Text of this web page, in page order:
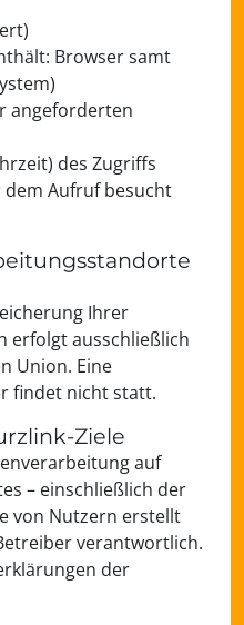
Browser samt
angeforderten
des Zugriffs
dem Aufruf besucht
Ihrer
erfolgt ausschließlich
Union. Eine
findet nicht statt.
Ziele
auf
– einschließlich der
von Nutzern erstellt
verantwortlich.
der